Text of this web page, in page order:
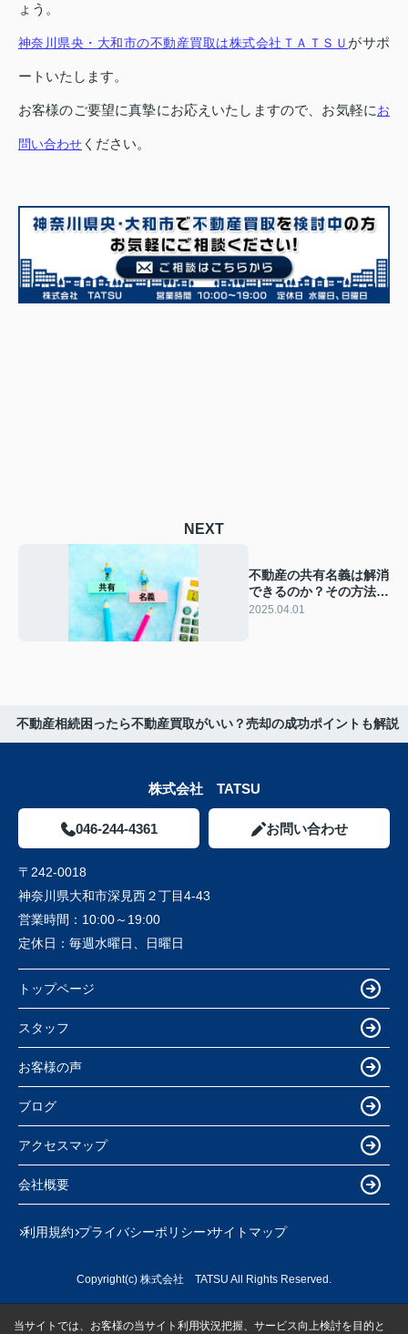
ょう。
神奈川県央・大和市の不動産買取は株式会社ＴＡＴＳＵ がサポ
ートいたします。
お客様のご要望に真摯にお応えいたしますので、お気軽にお
問い合わせ ください。
NEXT
不動産の共有名義は解消
できるのか？その方法や
リスクを解説
2025.04.01
不動産相続困ったら不動産買取がいい？売却の成功ポイントも解説
株式会社 TATSU
046-244-4361 お問い合わせ
〒242-0018
神奈川県大和市深見西２丁目4-43
営業時間： 10:00～19:00
定休日： 毎週水曜日、日曜日
トップページ
スタッフ
お客様の声
ブログ
アクセスマップ
会社概要
利用規約 プライバシーポリシー サイトマップ
Copyright(c) 株式会社 TATSU All Rights Reserved.
当サイトでは、お客様の当サイト利用状況把握、サービス向上検討を目的と